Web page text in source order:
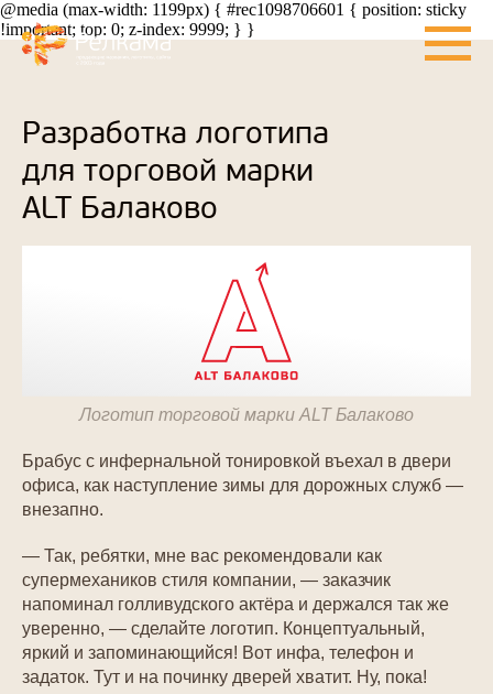
@media (max-width: 1199px) { #rec1098706601 { position: sticky
!important; top: 0; z-index: 9999; } }
Разработка логотипа
для торговой марки
ALT Балаково
Логотип торговой марки ALT Балаково
Брабус с инфернальной тонировкой въехал в двери
офиса, как наступление зимы для дорожных служб —
внезапно.
— Так, ребятки, мне вас рекомендовали как
супермехаников стиля компании, — заказчик
напоминал голливудского актёра и держался так же
уверенно, — сделайте логотип. Концептуальный,
яркий и запоминающийся! Вот инфа, телефон и
задаток. Тут и на починку дверей хватит. Ну, пока!